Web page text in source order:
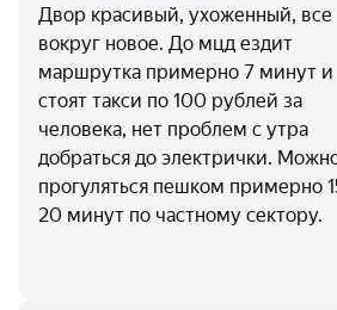
Двор красивый, ухоженный, все
вокруг новое. До мцд ездит
маршрутка примерно 7 минут и
стоят такси по 100 рублей за
человека, нет проблем с утра
добраться до электрички.
прогуляться пешком примерно
20 минут по частному сектору.